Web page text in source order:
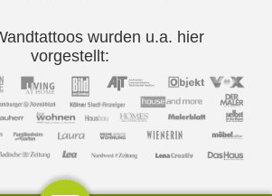
wurden u.a. hier
vorgestellt: